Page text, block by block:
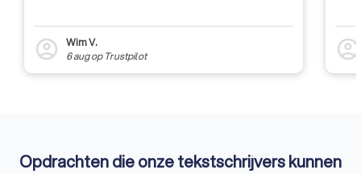
account_circle
Wim V.
6 augop Trustpilot account_circle
Opdrachten die onze tekstschrijvers kunnen